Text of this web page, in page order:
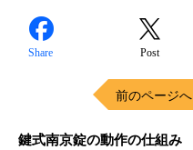
Share Post
前のページへ
鍵式南京錠の動作の仕組み